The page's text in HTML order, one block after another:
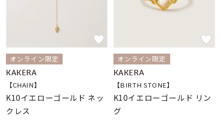
オンライン限定
KAKERA
【CHAIN】
K10イエローゴールド ネッ
クレス
オンライン限定
KAKERA
【BIRTH STONE】
K10イエローゴールド リン
グ